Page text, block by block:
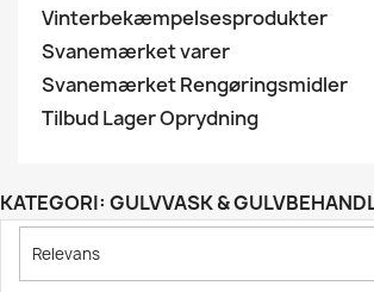
Vinterbekæmpelsesprodukter
Svanemærket varer
Svanemærket Rengøringsmidler
Tilbud Lager Oprydning
KATEGORI: GULVVASK &
Relevans